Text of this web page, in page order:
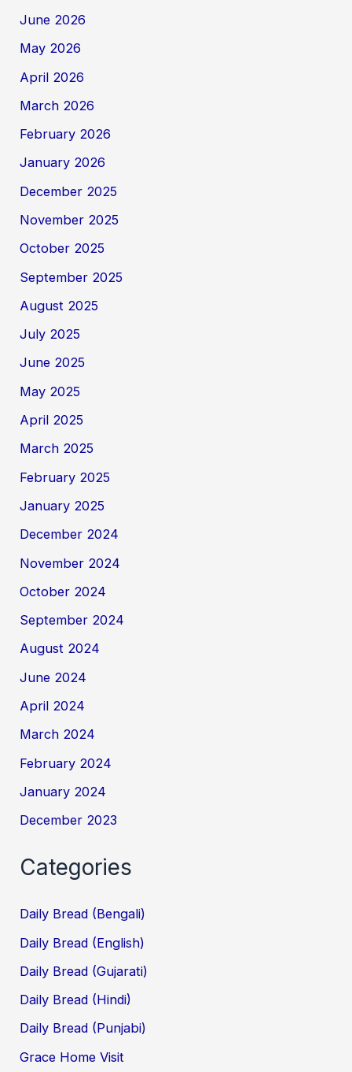
June 2026
May 2026
April 2026
March 2026
February 2026
January 2026
December 2025
November 2025
October 2025
September 2025
August 2025
July 2025
June 2025
May 2025
April 2025
March 2025
February 2025
January 2025
December 2024
November 2024
October 2024
September 2024
August 2024
June 2024
April 2024
March 2024
February 2024
January 2024
December 2023
Categories
Daily Bread (Bengali)
Daily Bread (English)
Daily Bread (Gujarati)
Daily Bread (Hindi)
Daily Bread (Punjabi)
Grace Home Visit